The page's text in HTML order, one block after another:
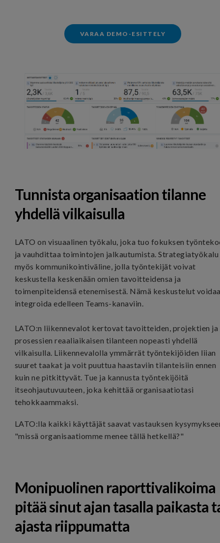
VARAA DEMO-ESITTELY
Tunnista organisaation tilanne
yhdellä vilkaisulla
LATO on visuaalinen työkalu, joka tuo fokuksen
ja vauhdittaa toimintojen jalkautumista. Strategiatyökalu
myös kommunikointiväline, jolla työntekijät voivat
keskustella keskenään omien tavoitteidensa ja
toimenpiteidensä etenemisestä. Nämä keskustelut
integroida edelleen Teams-kanaviin.
LATO:n liikennevalot kertovat tavoitteiden, projektien ja
prosessien reaaliaikaisen tilanteen nopeasti yhdellä
vilkaisulla. Liikennevalolla ymmärrät työntekijöiden liian
suuret taakat ja voit puuttua haastaviin tilanteisiin ennen
kuin ne pitkittyvät. Tue ja kannusta työntekijöitä
itseohjautuvuuteen, joka kehittää organisaatiotasi
tehokkaammaksi.
LATO:lla kaikki käyttäjät saavat vastauksen
"missä organisaatiomme menee tällä hetkellä?"
Monipuolinen raporttivalikoima
pitää sinut ajan tasalla paikasta
ajasta riippumatta